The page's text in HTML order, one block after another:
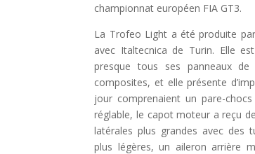
championnat européen FIA GT3.
La Trofeo Light a été produite
avec Italtecnica de Turin. Elle
presque tous ses panneaux
composites, et elle présente
jour comprenaient un pare-
réglable, le capot moteur a reçu
latérales plus grandes avec des
plus légères, un aileron arrière